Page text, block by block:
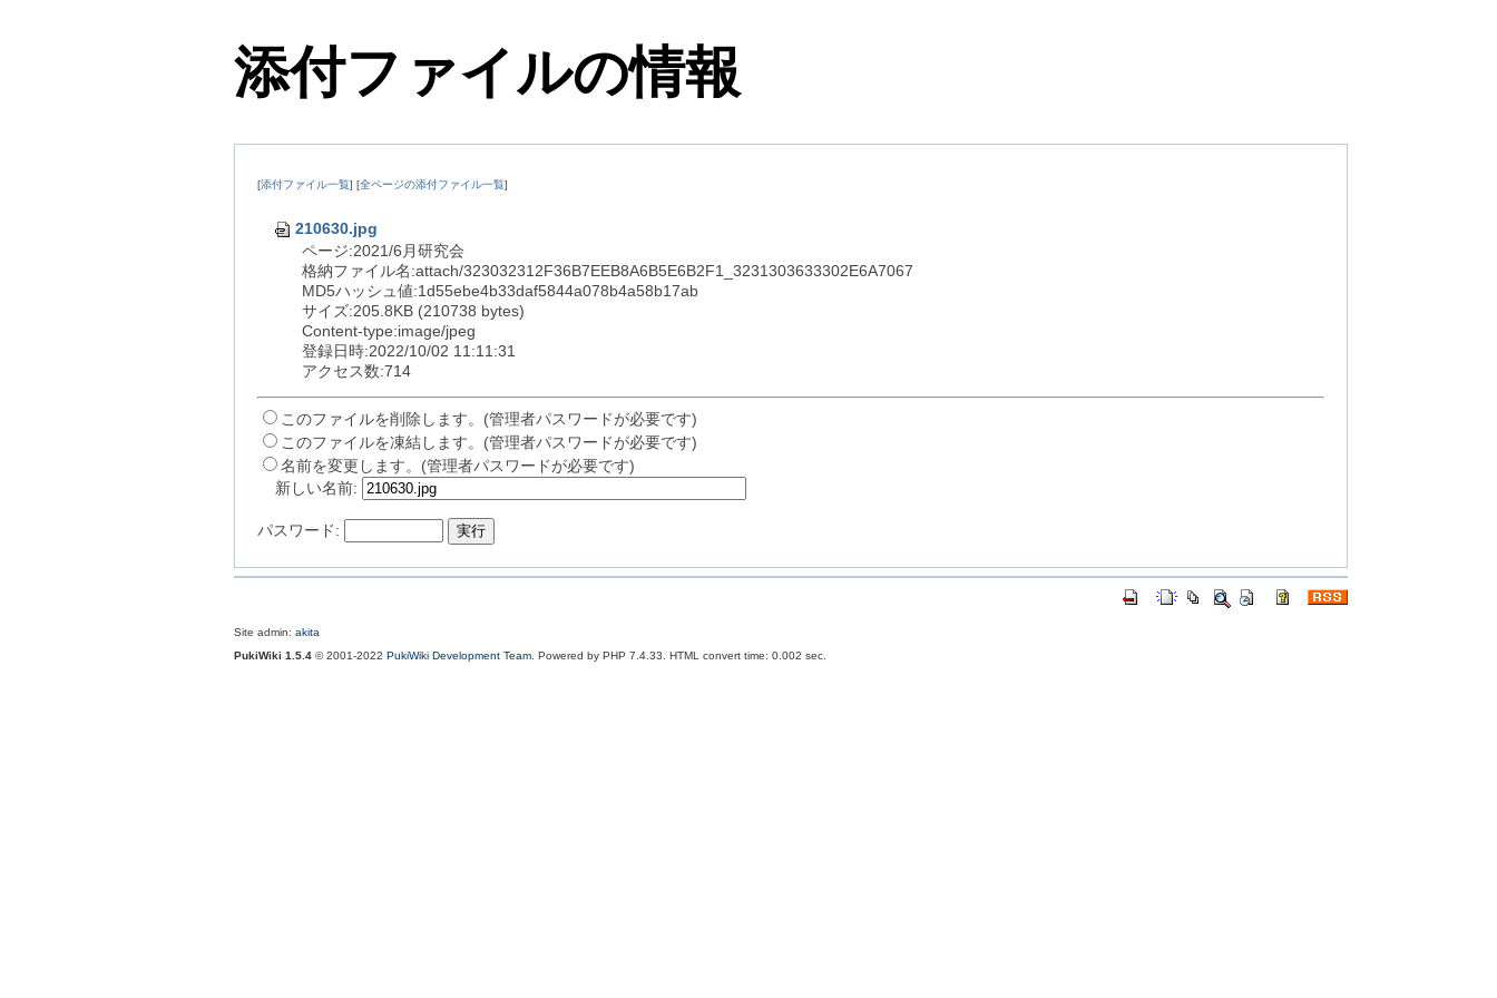
添付ファイルの情報
[添付ファイル一覧] [全ページの添付ファイル一覧]
210630.jpg
ページ:2021/6月研究会
格納ファイル名:attach/323032312F36B7EEB8A6B5E6B2F1_3231303633302E6A7067
MD5ハッシュ値:1d55ebe4b33daf5844a078b4a58b17ab
サイズ:205.8KB (210738 bytes)
Content-type:image/jpeg
登録日時:2022/10/02 11:11:31
アクセス数:714
このファイルを削除します。(管理者パスワードが必要です)
このファイルを凍結します。(管理者パスワードが必要です)
名前を変更します。(管理者パスワードが必要です)
新しい名前:
パスワード:
Site admin: akita
PukiWiki 1.5.4 © 2001-2022 PukiWiki Development Team . Powered by PHP 7.4.33. HTML convert time: 0.002 sec.